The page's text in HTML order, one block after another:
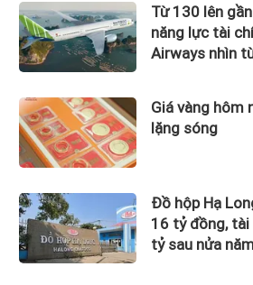
Từ 130 lên
năng lực tài
Airways nhìn
Giá vàng hôm
lặng sóng
Đồ hộp Hạ
16 tỷ đồng,
tỷ sau nửa